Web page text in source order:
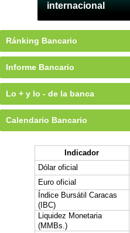
internacional
Ránking Bancario
Informe Bancario
Lo + y lo - de la banca
Calendario Bancario
Indicador
Dólar oficial
Euro oficial
Índice Bursátil Caracas
(IBC)
Liquidez Monetaria
(MMBs.)